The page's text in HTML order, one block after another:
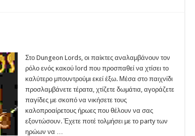
Στο Dungeon Lords, οι παίκτες αναλαμβάνουν τον
ρόλο ενός κακού lord που προσπαθεί να χτίσει το
καλύτερο μπουντρούμι εκεί έξω. Μέσα στο παιχνίδι
προσλαμβάνετε τέρατα, χτίζετε δωμάτια, αγοράζετε
παγίδες με σκοπό να νικήσετε τους
καλοπροαίρετους ήρωες που θέλουν να σας
εξοντώσουν. Έχετε ποτέ τολμήσει με το party των
ηρώων να …